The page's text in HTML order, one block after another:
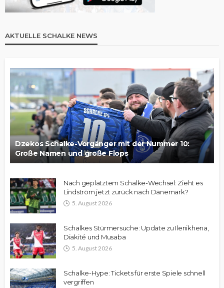
AKTUELLE SCHALKE NEWS
Dzekos Schalke-Vorgänger mit der Nummer 10:
Große Namen und große Flops
Nach geplatztem Schalke-Wechsel: Zieht es
Lindström jetzt zurück nach Dänemark?
5. August 2026
Schalkes Stürmersuche: Update zu Ilenikhena,
Diakité und Musaba
5. August 2026
Schalke-Hype: Tickets für erste Spiele schnell
vergriffen